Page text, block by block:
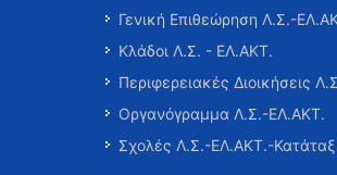
Γενική Επιθεώρηση Λ.Σ.-
Κλάδοι Λ.Σ. - ΕΛ.ΑΚΤ.
Περιφερειακές Διοικήσεις
Οργανόγραμμα Λ.Σ.-ΕΛ.ΑΚΤ.
Σχολές Λ.Σ.-ΕΛ.ΑΚΤ.-